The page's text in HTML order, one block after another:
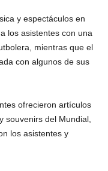
y espectáculos en
los asistentes con una
mientras que el
con algunos de sus
ofrecieron artículos
souvenirs del Mundial,
los asistentes y